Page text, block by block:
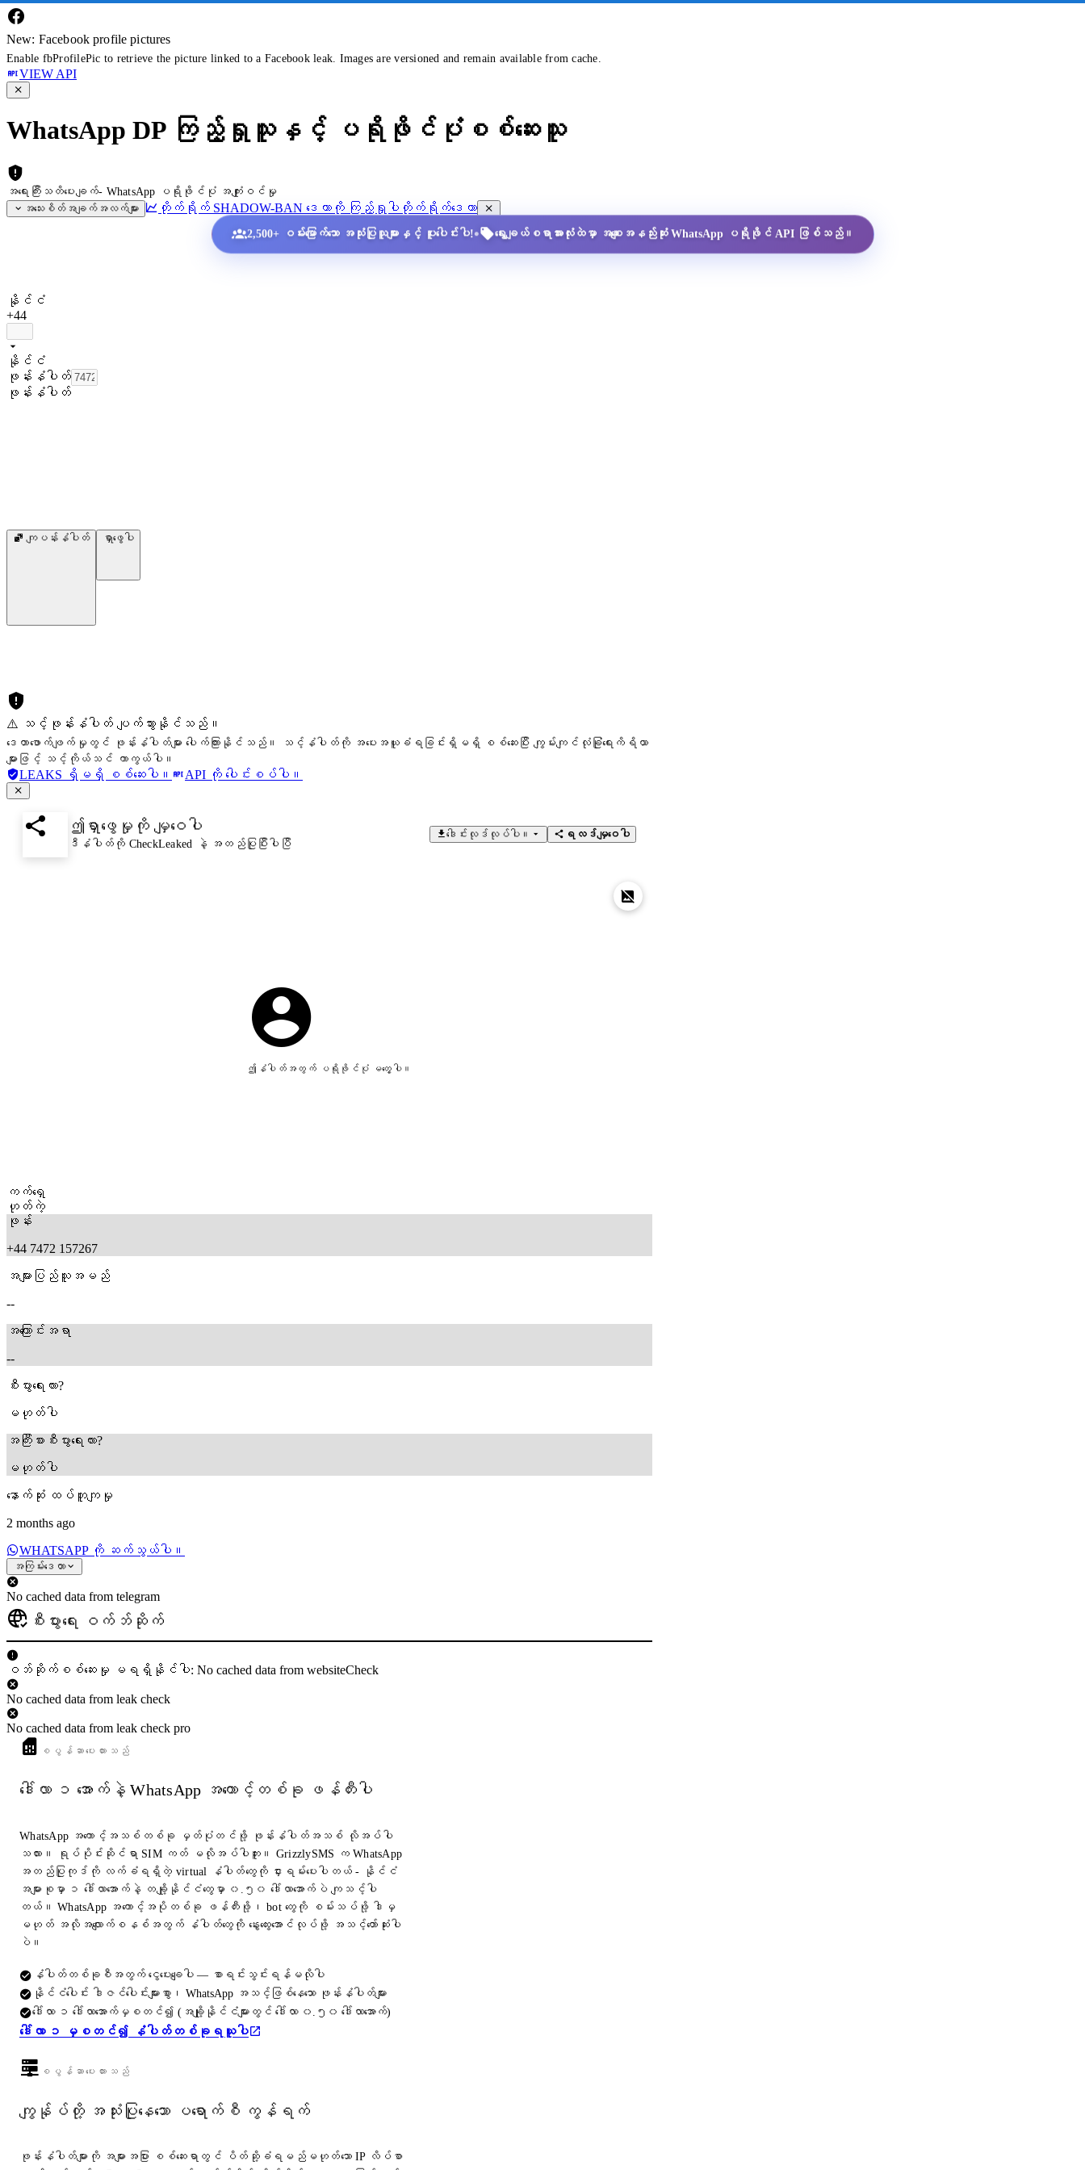
New: Facebook profile pictures
Enable fbProfilePic to retrieve the picture linked to a Facebook leak. Images are versioned and remain available from cache.
VIEW API
WhatsApp DP ကြည့်ရှုသူနှင့် ပရိုဖိုင်ပုံစစ်ဆေးသူ
အရေးကြီးသတိပေးချက်- WhatsApp ပရိုဖိုင်ပုံ အကျုံးဝင်မှု
အသေးစိတ်အချက်အလက်များ
တိုက်ရိုက် SHADOW-BAN ဒေတာကို ကြည့်ရှုပါ တိုက်ရိုက်ဒေတာ
2,500+ ဝမ်းမြောက်သော အသုံးပြုသူများနှင့် ပူးပေါင်းပါ!• ရွေးချယ်စရာအားလုံးထဲမှာ အစျေးအနည်းဆုံး WhatsApp ပရိုဖိုင် API ဖြစ်သည်။
နိုင်ငံ
+44
နိုင်ငံ
ဖုန်းနံပါတ်
ဖုန်းနံပါတ်
ကျပန်းနံပါတ် ရှာဖွေပါ
⚠️ သင့်ဖုန်းနံပါတ် ပျက်သွားနိုင်သည်။
ဒေတာဖောက်ဖျက်မှုတွင် ဖုန်းနံပါတ်များ ပေါက်ကြားနိုင်သည်။ သင့်နံပါတ်ကို အပေးအယူခံရခြင်းရှိမရှိ စစ်ဆေးပြီး ကျွမ်းကျင်လုံခြုံရေးကိရိယာ
များဖြင့် သင့်ကိုယ်သင် ကာကွယ်ပါ။
LEAKS ရှိမရှိ စစ်ဆေးပါ။ API ကို ပေါင်းစပ်ပါ။
ဤရှာဖွေမှုကို မျှဝေပါ
ဒီနံပါတ်ကို CheckLeaked နဲ့ အတည်ပြုပြီးပါပြီ
ဒေါင်းလုဒ်လုပ်ပါ။ ရလဒ်မျှဝေပါ
ဤနံပါတ်အတွက် ပရိုဖိုင်ပုံ မတွေ့ပါ။
ကက်ရှေ
ဟုတ်ကဲ့
ဖုန်း
+44 7472 157267
အများပြည်သူအမည်
--
အကြောင်းအရာ
--
စီးပွားရေးလား?
မဟုတ်ပါ
အကြီးစားစီးပွားရေးလား?
မဟုတ်ပါ
နောက်ဆုံး ထပ်တူကျမှု
2 months ago
WHATSAPP ကို ဆက်သွယ်ပါ။
အကြမ်းဒေတာ
No cached data from telegram
စီးပွားရေး ဝက်ဘ်ဆိုက်
ဝဘ်ဆိုက်စစ်ဆေးမှု မရရှိနိုင်ပါ: No cached data from websiteCheck
No cached data from leak check
No cached data from leak check pro
စပွန်ဆာပေးထားသည်
ဒေါ်လာ ၁ အောက်နဲ့ WhatsApp အကောင့်တစ်ခု ဖန်တီးပါ
WhatsApp အကောင့်အသစ်တစ်ခု မှတ်ပုံတင်ဖို့ ဖုန်းနံပါတ်အသစ် လိုအပ်ပါ
သလား။ ရုပ်ပိုင်းဆိုင်ရာ SIM ကတ် မလိုအပ်ပါဘူး။ GrizzlySMS က WhatsApp
အတည်ပြုကုဒ်ကို လက်ခံရရှိတဲ့ virtual နံပါတ်တွေကို ငှားရမ်းပေးပါတယ် - နိုင်ငံ
အများစုမှာ ၁ ဒေါ်လာအောက်နဲ့ တချို့နိုင်ငံတွေမှာ ၀.၅၀ ဒေါ်လာအောက်ပဲ ကျသင့်ပါ
တယ်။ WhatsApp အကောင့်အပိုတစ်ခု ဖန်တီးဖို့၊ bot တွေကို စမ်းသပ်ဖို့ ဒါမှ
မဟုတ် အလိုအလျောက်စနစ်အတွက် နံပါတ်တွေကို နွေးထွေးအောင်လုပ်ဖို့ အသင့်တော်ဆုံးပါ
ပဲ။
နံပါတ်တစ်ခုစီအတွက် ငွေပေးချေပါ — စာရင်းသွင်းရန်မလိုပါ
နိုင်ငံပေါင်း ဒါဇင်ပေါင်းများစွာ၊ WhatsApp အသင့်ဖြစ်နေသော ဖုန်းနံပါတ်များ
ဒေါ်လာ ၁ ဒေါ်လာအောက်မှစတင်၍ (အချို့နိုင်ငံများတွင် ဒေါ်လာ ၀.၅၀ ဒေါ်လာအောက်)
ဒေါ်လာ ၁ မှစတင်၍ နံပါတ်တစ်ခုရယူပါ
စပွန်ဆာပေးထားသည်
ကျွန်ုပ်တို့ အသုံးပြုနေသော ပရောက်စီ ကွန်ရက်
ဖုန်းနံပါတ်များကို အများအပြား စစ်ဆေးရာတွင် ပိတ်ဆို့ခံရမည်မဟုတ်သော IP လိပ်စာ